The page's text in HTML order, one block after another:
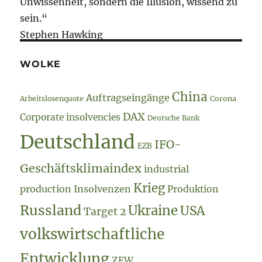
sein.“
Stephen Hawking
WOLKE
Arbeitslosenquote Auftragseingänge China Corona
Corporate insolvencies DAX Deutsche Bank
Deutschland EZB IFO-
Geschäftsklimaindex industrial
production Insolvenzen Krieg Produktion
Russland Target 2 Ukraine USA
volkswirtschaftliche